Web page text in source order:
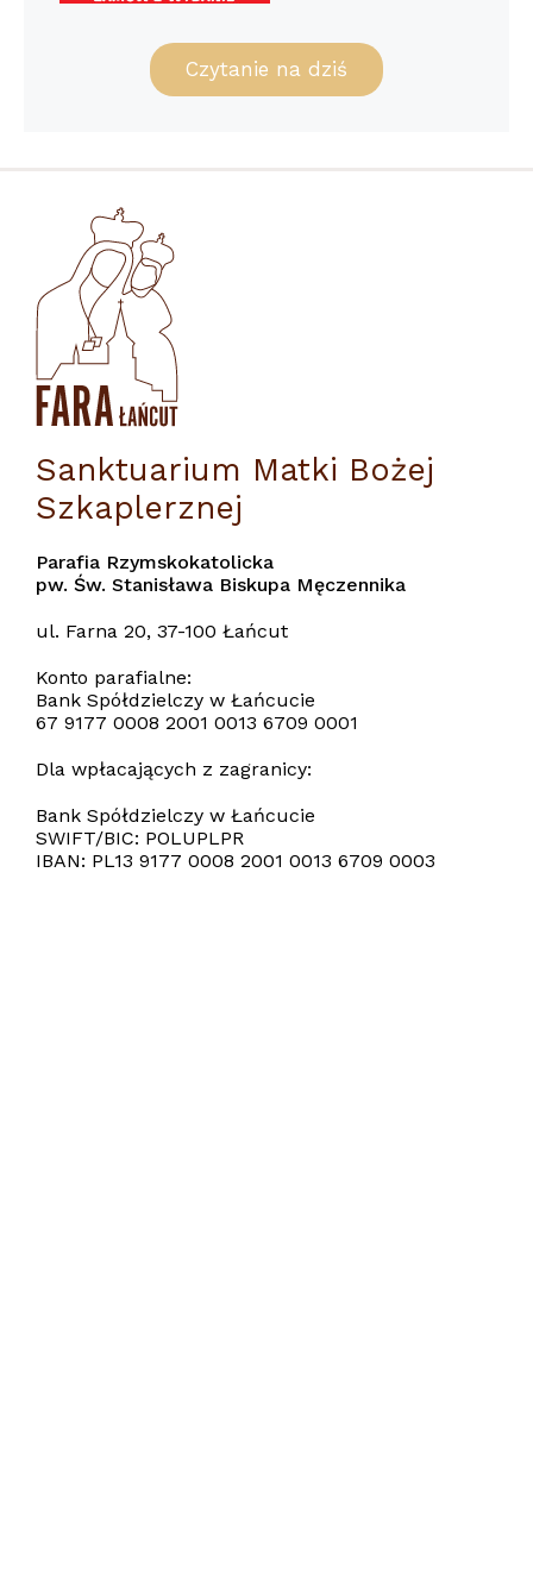
Czytanie na dziś
Sanktuarium Matki Bożej
Szkaplerznej
Parafia Rzymskokatolicka
pw. Św. Stanisława Biskupa Męczennika
ul. Farna 20, 37-100 Łańcut
Konto parafialne:
Bank Spółdzielczy w Łańcucie
67 9177 0008 2001 0013 6709 0001
Dla wpłacających z zagranicy:
Bank Spółdzielczy w Łańcucie
SWIFT/BIC: POLUPLPR
IBAN: PL13 9177 0008 2001 0013 6709 0003